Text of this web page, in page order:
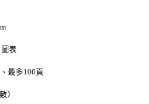
表
最多100頁
）